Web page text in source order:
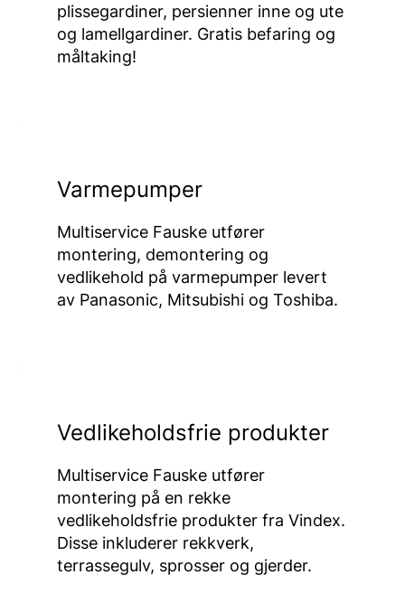
plissegardiner, persienner inne og ute
og lamellgardiner. Gratis befaring og
måltaking!
Varmepumper
Multiservice Fauske utfører
montering, demontering og
vedlikehold på varmepumper levert
av Panasonic, Mitsubishi og Toshiba.
Vedlikeholdsfrie produkter
Multiservice Fauske utfører
montering på en rekke
vedlikeholdsfrie produkter fra Vindex.
Disse inkluderer rekkverk,
terrassegulv, sprosser og gjerder.